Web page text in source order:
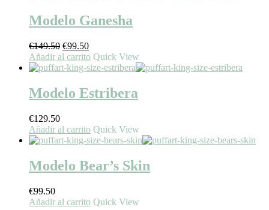
Modelo Ganesha
€149.50 El
precio
original
€149.50.
€99.50El
precio
actual
€99.50.
Añadir al carrito Quick View
Modelo Estribera
€129.50
Añadir al carrito Quick View
Modelo Bear’s Skin
€99.50
Añadir al carrito Quick View